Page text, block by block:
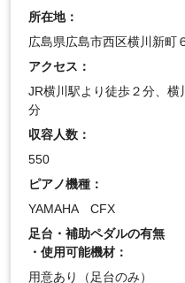
所在地：
広島県広島市西区横川新町
アクセス：
JR横川駅より徒歩２分、横
分
収容人数：
550
ピアノ機種：
YAMAHA CFX
足台・補助ペダルの有無
・使用可能機材：
用意あり（足台のみ）